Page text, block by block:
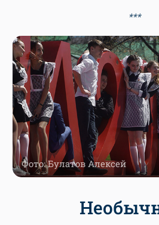
Ну а сейчас всё
Но память –
Я, дорогие, вам
Чтобы для вас
Такой же памятью
И этот день, и
Я от души всех
Пусть всё